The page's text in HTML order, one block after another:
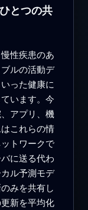
とつの共
性疾患のあ
ルの活動デ
った健康に
います。今
アプリ、機
これらの情
トワークで
に送る代わ
ル予測モデ
みを共有し
新を平均化